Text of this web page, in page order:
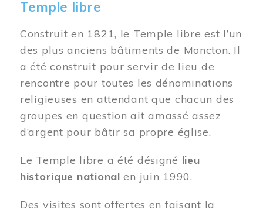
Temple libre
Construit en 1821, le Temple libre est l’un
des plus anciens bâtiments de Moncton. Il
a été construit pour servir de lieu de
rencontre pour toutes les dénominations
religieuses en attendant que chacun des
groupes en question ait amassé assez
d’argent pour bâtir sa propre église.
Le Temple libre a été désigné lieu
historique national en juin 1990.
Des visites sont offertes en faisant la